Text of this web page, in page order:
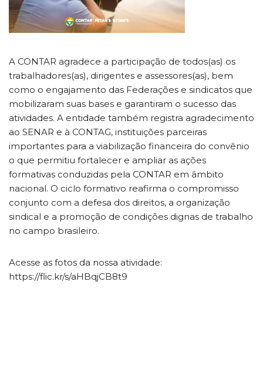
A CONTAR agradece a participação de todos(as) os
trabalhadores(as), dirigentes e assessores(as), bem
como o engajamento das Federações e sindicatos que
mobilizaram suas bases e garantiram o sucesso das
atividades. A entidade também registra agradecimento
ao SENAR e à CONTAG, instituições parceiras
importantes para a viabilização financeira do convênio
o que permitiu fortalecer e ampliar as ações
formativas conduzidas pela CONTAR em âmbito
nacional. O ciclo formativo reafirma o compromisso
conjunto com a defesa dos direitos, a organização
sindical e a promoção de condições dignas de trabalho
no campo brasileiro.
Acesse as fotos da nossa atividade:
https://flic.kr/s/aHBqjCB8t9